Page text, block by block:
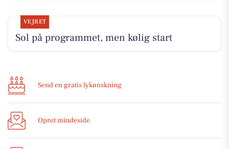
VEJRET
Sol på programmet, men kølig start
Send en gratis lykønskning
Opret mindeside